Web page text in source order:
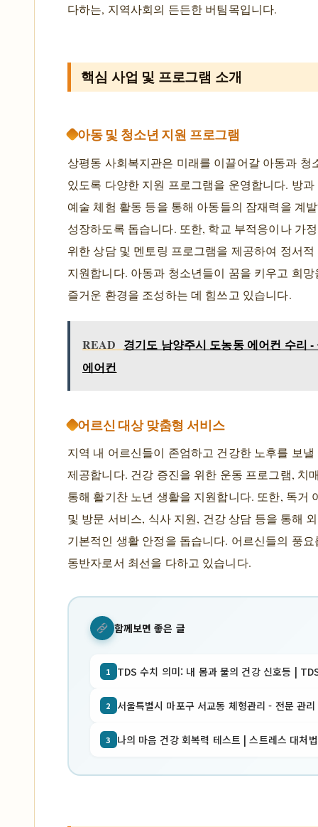
다하는, 지역사회의 든든한 버팀목입니다.
핵심 사업 및 프로그램 소개
아동 및 청소년 지원 프로그램
상평동 사회복지관은 미래를 이끌어갈 아동과 청
있도록 다양한 지원 프로그램을 운영합니다. 방
예술 체험 활동 등을 통해 아동들의 잠재력을 계
성장하도록 돕습니다. 또한, 학교 부적응이나 가
위한 상담 및 멘토링 프로그램을 제공하여 정서
지원합니다. 아동과 청소년들이 꿈을 키우고 희
즐거운 환경을 조성하는 데 힘쓰고 있습니다.
READ 경기도 남양주시 도농동 에어컨 수리
에어컨
어르신 대상 맞춤형 서비스
지역 내 어르신들이 존엄하고 건강한 노후를 보
제공합니다. 건강 증진을 위한 운동 프로그램, 치
통해 활기찬 노년 생활을 지원합니다. 또한, 독거
및 방문 서비스, 식사 지원, 건강 상담 등을 통해
기본적인 생활 안정을 돕습니다. 어르신들의 풍
동반자로서 최선을 다하고 있습니다.
함께보면 좋은 글
1 TDS 수치 의미: 내 몸과 물의 건강 신호등 |
2 서울특별시 마포구 서교동 체형관리 - 전문 관
3 나의 마음 건강 회복력 테스트 | 스트레스 대처